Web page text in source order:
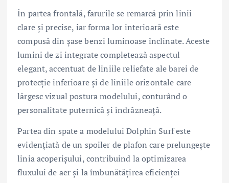
În partea frontală, farurile se remarcă prin linii
clare și precise, iar forma lor interioară este
compusă din șase benzi luminoase înclinate. Aceste
lumini de zi integrate completează aspectul
elegant, accentuat de liniile reliefate ale barei de
protecție inferioare și de liniile orizontale care
lărgesc vizual postura modelului, conturând o
personalitate puternică și îndrăzneață.
Partea din spate a modelului Dolphin Surf este
evidențiată de un spoiler de plafon care prelungește
linia acoperișului, contribuind la optimizarea
fluxului de aer și la îmbunătățirea eficienței